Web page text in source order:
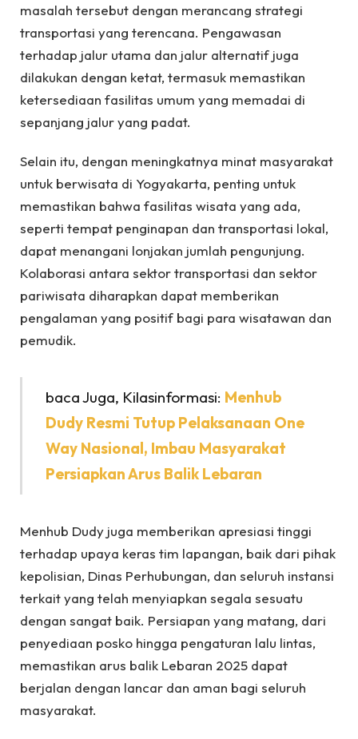
masalah tersebut dengan merancang strategi
transportasi yang terencana. Pengawasan
terhadap jalur utama dan jalur alternatif juga
dilakukan dengan ketat, termasuk memastikan
ketersediaan fasilitas umum yang memadai di
sepanjang jalur yang padat.
Selain itu, dengan meningkatnya minat masyarakat
untuk berwisata di Yogyakarta, penting untuk
memastikan bahwa fasilitas wisata yang ada,
seperti tempat penginapan dan transportasi lokal,
dapat menangani lonjakan jumlah pengunjung.
Kolaborasi antara sektor transportasi dan sektor
pariwisata diharapkan dapat memberikan
pengalaman yang positif bagi para wisatawan dan
pemudik.
baca Juga, Kilasinformasi: Menhub
Dudy Resmi Tutup Pelaksanaan One
Way Nasional, Imbau Masyarakat
Persiapkan Arus Balik Lebaran
Menhub Dudy juga memberikan apresiasi tinggi
terhadap upaya keras tim lapangan, baik dari pihak
kepolisian, Dinas Perhubungan, dan seluruh instansi
terkait yang telah menyiapkan segala sesuatu
dengan sangat baik. Persiapan yang matang, dari
penyediaan posko hingga pengaturan lalu lintas,
memastikan arus balik Lebaran 2025 dapat
berjalan dengan lancar dan aman bagi seluruh
masyarakat.